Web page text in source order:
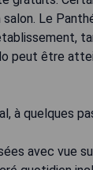
Le
peut être
à quelques
avec vue